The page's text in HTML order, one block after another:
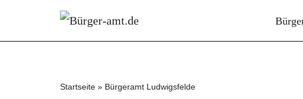
Startseite » Bürgeramt Ludwigsfelde